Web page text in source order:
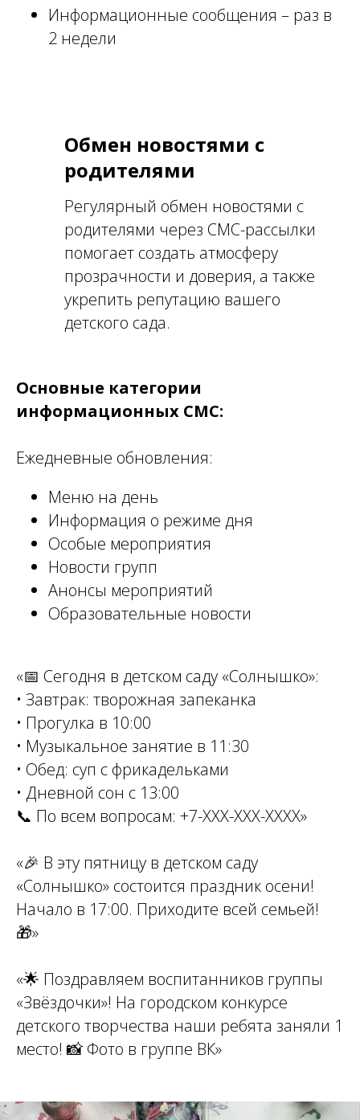
Информационные сообщения – раз в
2 недели
Обмен новостями с
родителями
Регулярный обмен новостями с
родителями через СМС-рассылки
помогает создать атмосферу
прозрачности и доверия, а также
укрепить репутацию вашего
детского сада.
Основные категории
информационных СМС:
Ежедневные обновления:
Меню на день
Информация о режиме дня
Особые мероприятия
Новости групп
Анонсы мероприятий
Образовательные новости
«📅 Сегодня в детском саду «Солнышко»:
• Завтрак: творожная запеканка
• Прогулка в 10:00
• Музыкальное занятие в 11:30
• Обед: суп с фрикадельками
• Дневной сон с 13:00
📞 По всем вопросам: +7-ХХХ-ХХХ-ХХХХ»
«🎉 В эту пятницу в детском саду
«Солнышко» состоится праздник осени!
Начало в 17:00. Приходите всей семьей!
🎁»
«🌟 Поздравляем воспитанников группы
«Звёздочки»! На городском конкурсе
детского творчества наши ребята заняли 1
место! 📸 Фото в группе ВК»